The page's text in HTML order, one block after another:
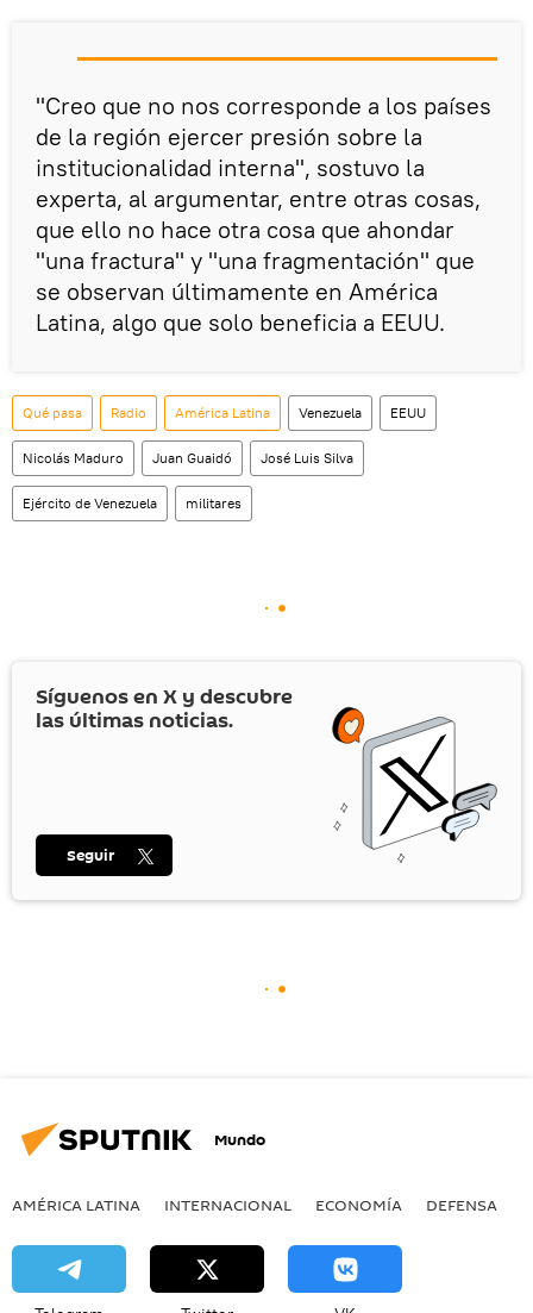
"Creo que no nos corresponde a los países
de la región ejercer presión sobre la
institucionalidad interna", sostuvo la
experta, al argumentar, entre otras cosas,
que ello no hace otra cosa que ahondar
"una fractura" y "una fragmentación" que
se observan últimamente en América
Latina, algo que solo beneficia a EEUU.
Qué pasa Radio América Latina Venezuela EEUU
Nicolás Maduro Juan Guaidó José Luis Silva
Ejército de Venezuela militares
Síguenos en X y descubre
las últimas noticias.
Seguir
Mundo
AMÉRICA LATINA INTERNACIONAL ECONOMÍA DEFENSA